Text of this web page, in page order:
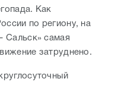
Как
по региону, на
Сальск» самая
затруднено.